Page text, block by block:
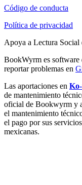
Código de conducta
Política de privacidad
Apoya a Lectura Social
BookWyrm es software
reportar problemas en
Las aportaciones en
de mantenimiento
oficial de Bookwyrm y
el mantenimiento
el pago por sus
mexicanas.